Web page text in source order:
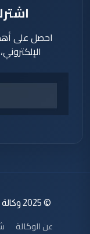
احصل على أهم
© 2025 وكالة نون الخبرية. جميع الحقوق محفوظة.
عن الوكالة